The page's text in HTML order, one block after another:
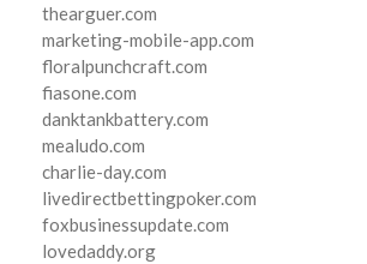
thearguer.com
marketing-mobile-app.com
floralpunchcraft.com
fiasone.com
danktankbattery.com
mealudo.com
charlie-day.com
livedirectbettingpoker.com
foxbusinessupdate.com
lovedaddy.org